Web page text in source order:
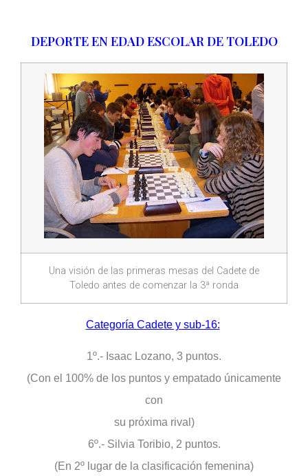
DEPORTE EN EDAD ESCOLAR DE TOLEDO
Una visión de las primeras mesas del Cadete de
Toledo antes de comenzar la 3ª ronda
Categoría Cadete y sub-16:
1º.- Isaac Lozano, 3 puntos.
(Con el 100% de los puntos y empatado únicamente
con
su próxima rival)
6º.- Silvia Toribio, 2 puntos.
(En 2º lugar de la clasificación femenina)